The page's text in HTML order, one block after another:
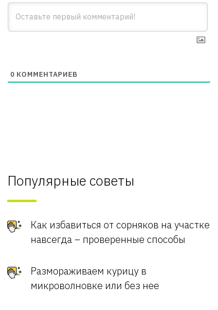
0 КОММЕНТАРИЕВ
Популярные советы
Как избавиться от сорняков на участке
навсегда – проверенные способы
Размораживаем курицу в
микроволновке или без нее